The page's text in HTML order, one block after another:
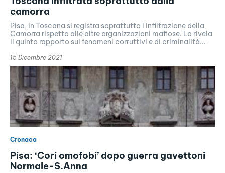
camorra
Pisa, in Toscana si registra soprattutto l'infiltrazione della
Camorra rispetto alle altre organizzazioni mafiose. Lo rivela
il quinto rapporto sui fenomeni corruttivi e di criminalità...
15 Dicembre 2021
Cronaca
Pisa: ‘Cori omofobi’ dopo guerra gavettoni
Normale-S.Anna